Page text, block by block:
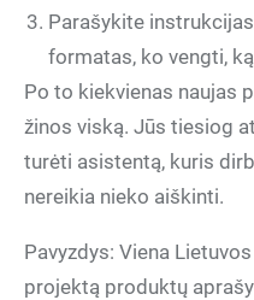
Parašykite
formatas, ko vengti,
Po to kiekvienas naujas
žinos viską. Jūs tiesiog
turėti asistentą, kuris
nereikia nieko aiškinti.
Pavyzdys: Viena
projektą produktų